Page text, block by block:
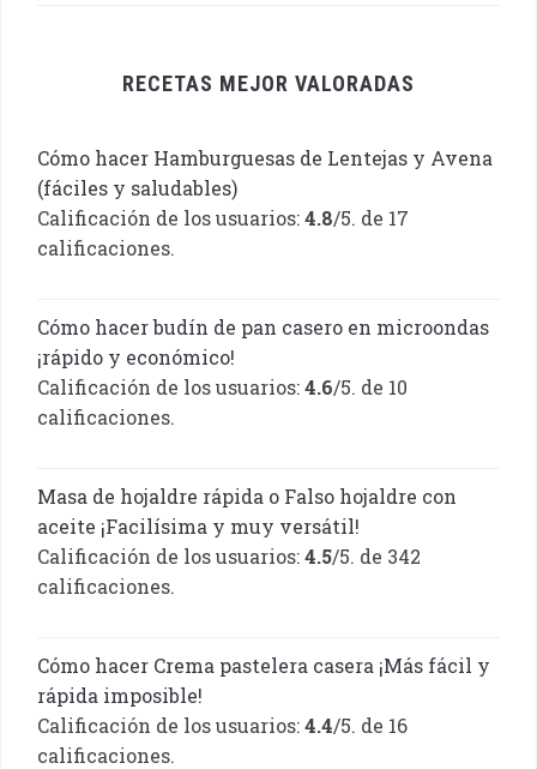
RECETAS MEJOR VALORADAS
Cómo hacer Hamburguesas de Lentejas y Avena
(fáciles y saludables)
Calificación de los usuarios:4.8/5. de 17
calificaciones.
Cómo hacer budín de pan casero en microondas
¡rápido y económico!
Calificación de los usuarios:4.6/5. de 10
calificaciones.
Masa de hojaldre rápida o Falso hojaldre con
aceite ¡Facilísima y muy versátil!
Calificación de los usuarios:4.5/5. de 342
calificaciones.
Cómo hacer Crema pastelera casera ¡Más fácil y
rápida imposible!
Calificación de los usuarios:4.4/5. de 16
calificaciones.